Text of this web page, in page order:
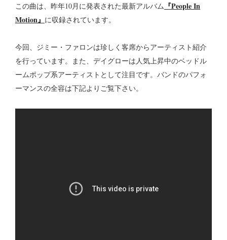
この曲は、昨年10月に発表された最新アルバム 『People In
Motion』 に収録されています。
今回、ジミー・ファロンは珍しく客席からアーティスト紹介
を行っています。また、デイグローは人気上昇中のベッドル
ームポップ系アーティストとして注目です。バンドのパフォ
ーマンスの全容は下記よりご覧下さい。